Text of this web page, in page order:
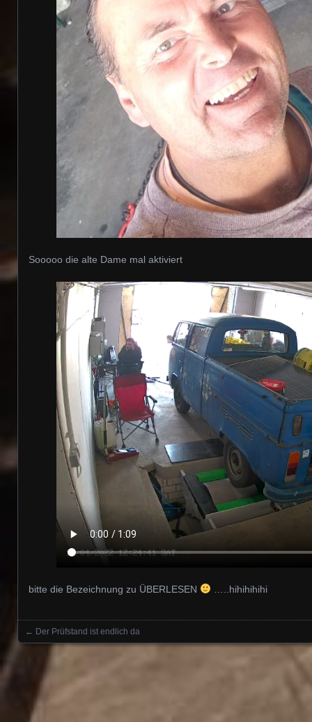
Sooooo die alte Dame mal aktiviert
bitte die Bezeichnung zu ÜBERLESEN …..hihihihihi
Posts navigation
← Der Prüfstand ist endlich da